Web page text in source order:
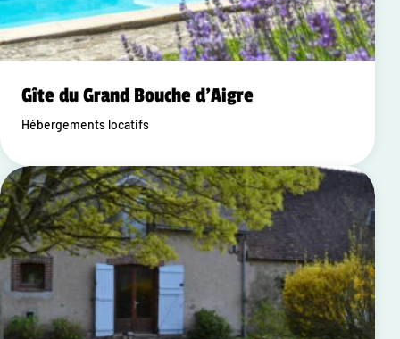
Gîte du Grand Bouche d'Aigre
Hébergements locatifs